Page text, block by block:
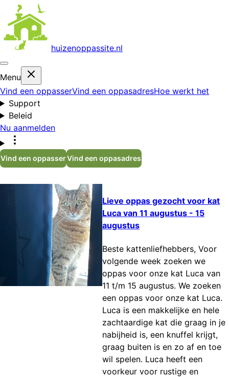
huizenoppassite.nl
Menu
Vind een oppasserVind een oppasadresHoe werkt het
Support
Beleid
Nu aanmelden
Vind een oppasserVind een oppasadres
Lieve oppas gezocht voor kat
Luca van 11 augustus - 15
augustus
Beste kattenliefhebbers, Voor
volgende week zoeken we
oppas voor onze kat Luca van
11 t/m 15 augustus. We zoeken
een oppas voor onze kat Luca.
Luca is een makkelijke en hele
zachtaardige kat die graag in je
nabijheid is, een knuffel krijgt,
graag buiten is en zo af en toe
wil spelen. Luca heeft een
voorkeur voor rustige en